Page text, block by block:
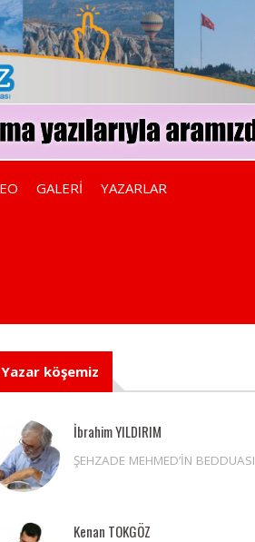
GALERİ YAZARLAR
Yazar köşemiz
İbrahim YILDIRIM
ŞEHZADE MEHMED’İN BEDDUASI
Kenan TOKGÖZ